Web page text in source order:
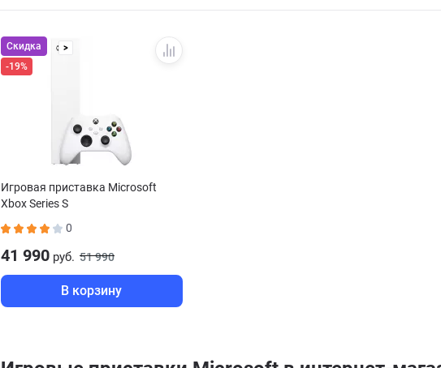
Скидка
>
-19%
Игровая приставка Microsoft
Xbox Series S
0
41 990 руб. 51 990
В корзину